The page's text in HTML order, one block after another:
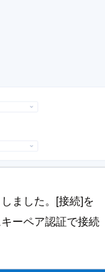
ました。[接続]を
ーペア認証で接続